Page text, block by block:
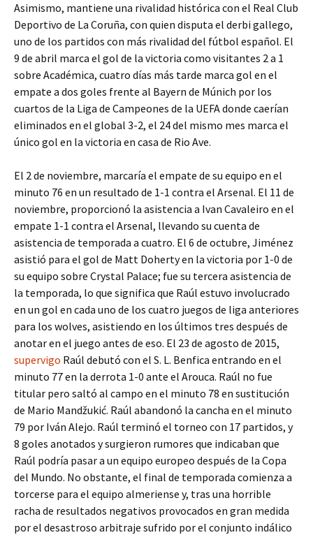
Asimismo, mantiene una rivalidad histórica con el Real Club
Deportivo de La Coruña, con quien disputa el derbi gallego,
uno de los partidos con más rivalidad del fútbol español. El
9 de abril marca el gol de la victoria como visitantes 2 a 1
sobre Académica, cuatro días más tarde marca gol en el
empate a dos goles frente al Bayern de Múnich por los
cuartos de la Liga de Campeones de la UEFA donde caerían
eliminados en el global 3-2, el 24 del mismo mes marca el
único gol en la victoria en casa de Rio Ave.
El 2 de noviembre, marcaría el empate de su equipo en el
minuto 76 en un resultado de 1-1 contra el Arsenal. El 11 de
noviembre, proporcionó la asistencia a Ivan Cavaleiro en el
empate 1-1 contra el Arsenal, llevando su cuenta de
asistencia de temporada a cuatro. El 6 de octubre, Jiménez
asistió para el gol de Matt Doherty en la victoria por 1-0 de
su equipo sobre Crystal Palace; fue su tercera asistencia de
la temporada, lo que significa que Raúl estuvo involucrado
en un gol en cada uno de los cuatro juegos de liga anteriores
para los wolves, asistiendo en los últimos tres después de
anotar en el juego antes de eso. El 23 de agosto de 2015,
supervigo Raúl debutó con el S. L. Benfica entrando en el
minuto 77 en la derrota 1-0 ante el Arouca. Raúl no fue
titular pero saltó al campo en el minuto 78 en sustitución
de Mario Mandžukić. Raúl abandonó la cancha en el minuto
79 por Iván Alejo. Raúl terminó el torneo con 17 partidos, y
8 goles anotados y surgieron rumores que indicaban que
Raúl podría pasar a un equipo europeo después de la Copa
del Mundo. No obstante, el final de temporada comienza a
torcerse para el equipo almeriense y, tras una horrible
racha de resultados negativos provocados en gran medida
por el desastroso arbitraje sufrido por el conjunto indálico